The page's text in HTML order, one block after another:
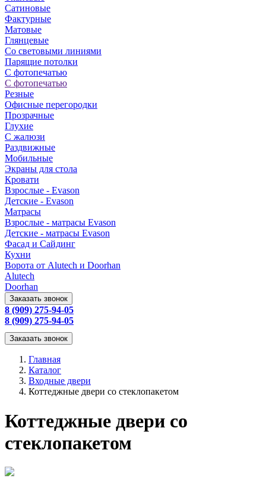
Сатиновые
Фактурные
Матовые
Глянцевые
Со световыми линиями
Парящие потолки
С фотопечатью
С фотопечатью
Резные
Офисные перегородки
Прозрачные
Глухие
С жалюзи
Раздвижные
Мобильные
Экраны для стола
Кровати
Взрослые - Evason
Детские - Evason
Матрасы
Взрослые - матрасы Evason
Детские - матрасы Evason
Фасад и Сайдинг
Кухни
Ворота от Alutech и Doorhan
Alutech
Doorhan
Заказать звонок
8 (909) 275-94-05
8 (909) 275-94-05
Заказать звонок
Главная
Каталог
Входные двери
Коттеджные двери со стеклопакетом
Коттеджные двери со
стеклопакетом